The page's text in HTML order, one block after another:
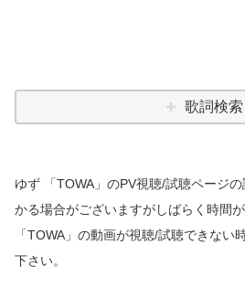
歌詞検索
ゆず 「TOWA」のPV視聴/試聴ページ
かる場合がございますがしばらく時間
「TOWA」の動画が視聴/試聴できない
下さい。